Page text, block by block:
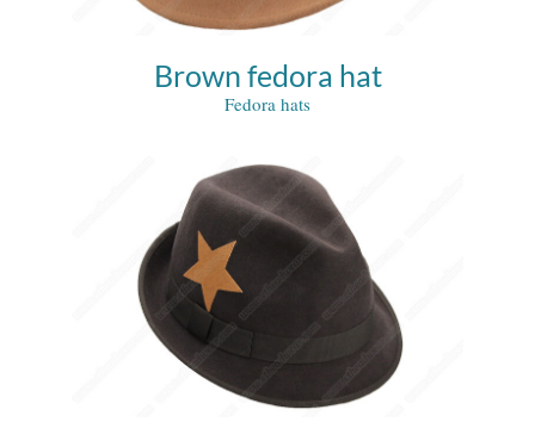
Brown fedora hat
Fedora hats